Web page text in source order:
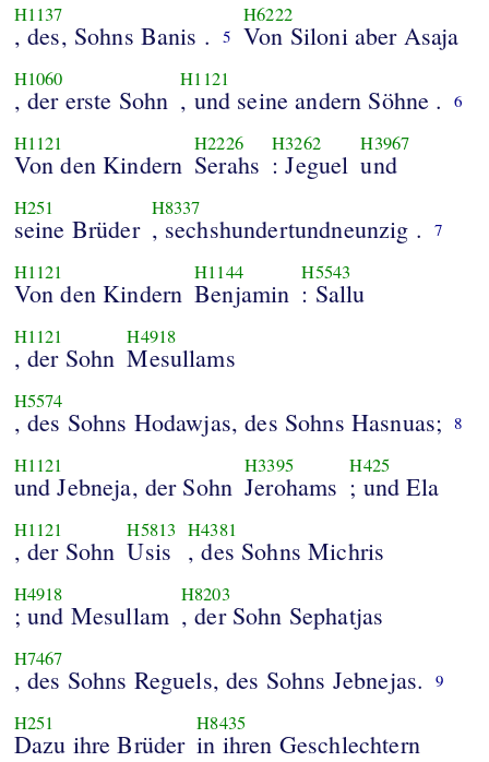
H1137
, des, Sohns Banis . 5
H6222
Von Siloni aber Asaja
H1060
, der erste Sohn
H1121
, und seine andern Söhne . 6
H1121
Von den Kindern
H2226
Serahs
H3262
: Jeguel
H3967
und
H251
seine Brüder
H8337
, sechshundertundneunzig . 7
H1121
Von den Kindern
H1144
Benjamin
H5543
: Sallu
H1121
, der Sohn
H4918
Mesullams
H5574
, des Sohns Hodawjas, des Sohns Hasnuas; 8
H1121
und Jebneja, der Sohn
H3395
Jerohams
H425
; und Ela
H1121
, der Sohn
H5813
Usis
H4381
, des Sohns Michris
H4918
; und Mesullam
H8203
, der Sohn Sephatjas
H7467
, des Sohns Reguels, des Sohns Jebnejas. 9
H251
Dazu ihre Brüder
H8435
in ihren Geschlechtern